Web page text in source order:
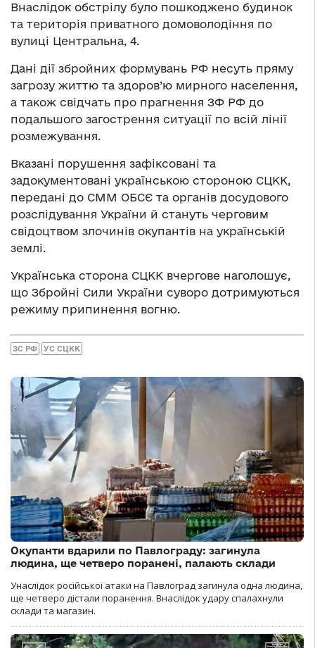
Внаслідок обстрілу було пошкоджено будинок
та територія приватного домоволодіння по
вулиці Центральна, 4.
Дані дії збройних формувань РФ несуть пряму
загрозу життю та здоров’ю мирного населення,
а також свідчать про прагнення ЗФ РФ до
подальшого загострення ситуації по всій лінії
розмежування.
Вказані порушення зафіксовані та
задокументовані українською стороною СЦКК,
передані до СММ ОБСЄ та органів досудового
розслідування України й стануть черговим
свідоцтвом злочинів окупантів на українській
землі.
Українська сторона СЦКК вчергове наголошує,
що Збройні Сили України суворо дотримуються
режиму припинення вогню.
ЗС РФ УС СЦКК
Окупанти вдарили по Павлограду: загинула
людина, ще четверо поранені, палають склади
Унаслідок російської атаки на Павлоград загинула одна людина,
ще четверо дістали поранення. Внаслідок удару спалахнули
склади та магазин.